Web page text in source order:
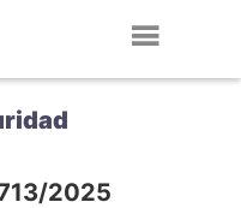
2025